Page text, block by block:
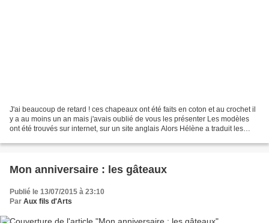
J'ai beaucoup de retard ! ces chapeaux ont été faits en coton et au crochet il
y a au moins un an mais j'avais oublié de vous les présenter Les modèles
ont été trouvés sur internet, sur un site anglais Alors Hélène a traduit les
Mon anniversaire : les gâteaux
Publié le 13/07/2015 à 23:10
Par Aux fils d'Arts